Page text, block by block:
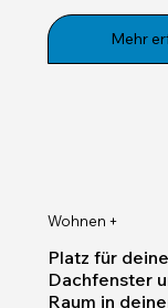
Mehr
Platz für
Dachfenster
Raum in
Wohnen +